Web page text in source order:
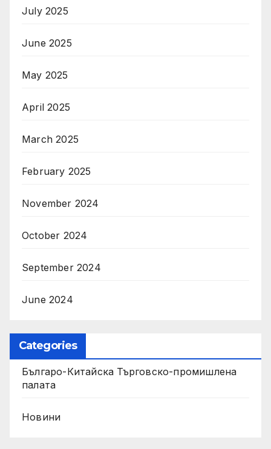
July 2025
June 2025
May 2025
April 2025
March 2025
February 2025
November 2024
October 2024
September 2024
June 2024
Categories
Българо-Китайска Търговско-промишлена
палaта
Новини